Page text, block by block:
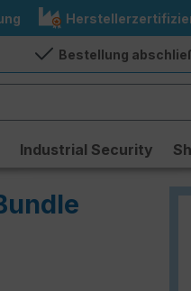
Bestellung
Industrial Security